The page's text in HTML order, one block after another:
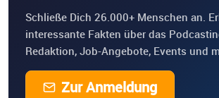
Schließe Dich 26.000+ Menschen an.
interessante Fakten über das
Redaktion, Job-Angebote, Events und
Zur Anmeldung